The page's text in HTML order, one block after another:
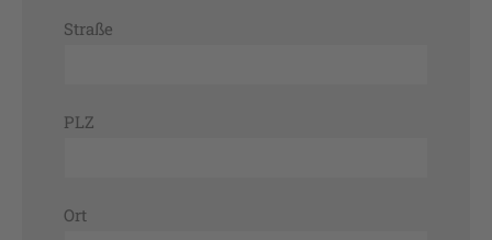
Straße
PLZ
Ort